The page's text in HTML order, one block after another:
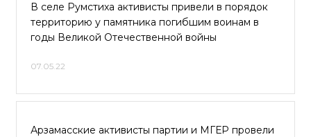
В селе Румстиха активисты привели в порядок
территорию у памятника погибшим воинам в
годы Великой Отечественной войны
07.05.22
Арзамасские активисты партии и МГЕР провели